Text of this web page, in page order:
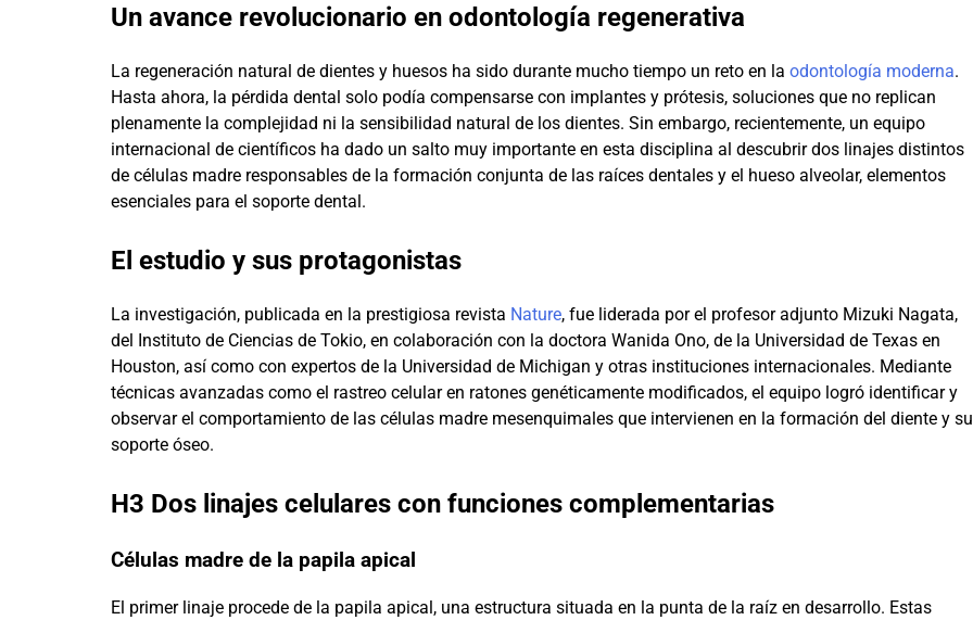
Un avance revolucionario en odontología regenerativa
La regeneración natural de dientes y huesos ha sido durante mucho tiempo un reto en la odontología moderna.
Hasta ahora, la pérdida dental solo podía compensarse con implantes y prótesis, soluciones que no replican
plenamente la complejidad ni la sensibilidad natural de los dientes. Sin embargo, recientemente, un equipo
internacional de científicos ha dado un salto muy importante en esta disciplina al descubrir dos linajes distintos
de células madre responsables de la formación conjunta de las raíces dentales y el hueso alveolar, elementos
esenciales para el soporte dental.
El estudio y sus protagonistas
La investigación, publicada en la prestigiosa revista Nature, fue liderada por el profesor adjunto Mizuki Nagata,
del Instituto de Ciencias de Tokio, en colaboración con la doctora Wanida Ono, de la Universidad de Texas en
Houston, así como con expertos de la Universidad de Michigan y otras instituciones internacionales. Mediante
técnicas avanzadas como el rastreo celular en ratones genéticamente modificados, el equipo logró identificar y
observar el comportamiento de las células madre mesenquimales que intervienen en la formación del diente y su
soporte óseo.
H3 Dos linajes celulares con funciones complementarias
Células madre de la papila apical
El primer linaje procede de la papila apical, una estructura situada en la punta de la raíz en desarrollo. Estas